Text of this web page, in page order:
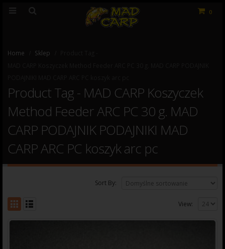
0
Home Sklep
Product Tag - MAD CARP Koszyczek
Method Feeder ARC PC 30 g. MAD
CARP PODAJNIK PODAJNIKI MAD
CARP ARC PC koszyk arc pc
Sort By:
View: